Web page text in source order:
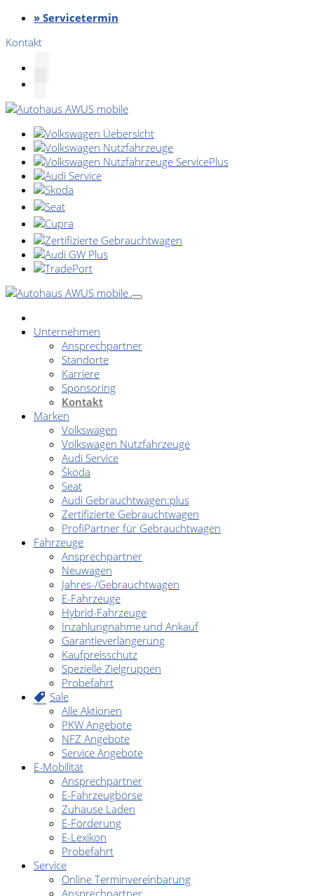
» Servicetermin
Kontakt
Unternehmen
Ansprechpartner
Standorte
Karriere
Sponsoring
Kontakt
Marken
Volkswagen
Volkswagen Nutzfahrzeuge
Audi Service
Škoda
Seat
Audi Gebrauchtwagen:plus
Zertifizierte Gebrauchtwagen
ProfiPartner für Gebrauchtwagen
Fahrzeuge
Ansprechpartner
Neuwagen
Jahres-/Gebrauchtwagen
E-Fahrzeuge
Hybrid-Fahrzeuge
Inzahlungnahme und Ankauf
Garantieverlängerung
Kaufpreisschutz
Spezielle Zielgruppen
Probefahrt
Sale
Alle Aktionen
PKW Angebote
NFZ Angebote
Service Angebote
E-Mobilität
Ansprechpartner
E-Fahrzeugbörse
Zuhause Laden
E-Förderung
E-Lexikon
Probefahrt
Service
Online Terminvereinbarung
Ansprechpartner